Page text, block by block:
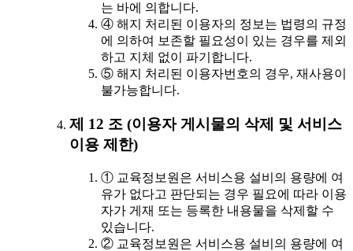
는 바에 의합니다.
④ 해지 처리된 이용자의 정보는 법령의 규정
에 의하여 보존할 필요성이 있는 경우를 제외
하고 지체 없이 파기합니다.
⑤ 해지 처리된 이용자번호의 경우, 재사용이
불가능합니다.
제 12 조 (이용자 게시물의 삭제 및 서비스
이용 제한)
① 교육정보원은 서비스용 설비의 용량에 여
유가 없다고 판단되는 경우 필요에 따라 이용
자가 게재 또는 등록한 내용물을 삭제할 수
있습니다.
② 교육정보원은 서비스용 설비의 용량에 여